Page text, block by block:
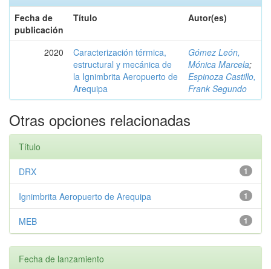
Fecha de
publicación
Título Autor(es)
2020
Caracterización térmica,
estructural y mecánica de
la Ignimbrita Aeropuerto de
Arequipa
Gómez León,
Mónica Marcela;
Espinoza Castillo,
Frank Segundo
Otras opciones relacionadas
Título
1
DRX
1
Ignimbrita Aeropuerto de Arequipa
1
MEB
Fecha de lanzamiento